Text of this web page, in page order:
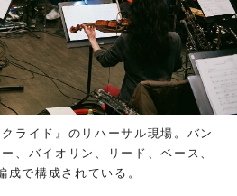
ライド』のリハーサル現場。バン
、バイオリン、リード、ベース、
成で構成されている。